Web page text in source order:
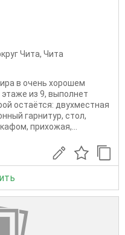
Чита, Чита
в очень хорошем
из 9, выполнет
остаётся: двухместная
гарнитур, стол,
прихожая,...